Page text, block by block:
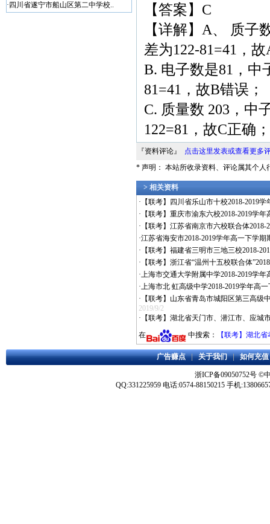
· 四川省遂宁市船山区第二中学校..
【答案】C
【详解】A、 质子
差为122-81=41，
B. 电子数是81，中
81=41，故B错误；
C. 质量数 203，中
122=81，故C正确；
『资料评论』 点击这里发表或查看更多
* 声明： 本站所收录资料、评论属其个人
> 相关资料
· 【联考】四川省乐山市十校2018-2019
· 【联考】重庆市渝东六校2018-2019学
· 【联考】江苏省南京市六校联合体
·江苏省海安市2018-2019学年高一下学
· 【联考】福建省三明市三地三校2018-
· 【联考】浙江省“温州十五校联合体
·上海市交通大学附属中学2018-2019学
·上海市北 虹高级中学2018-2019学年高
· 【联考】山东省青岛市城阳区第三高级
2019/9/2
· 【联考】湖北省天门市、潜江市、应城
在
中搜索： 【联考】湖北
广告赚点|关于我们|如何充值
浙ICP备09050752号 ©
QQ:331225959 电话:0574-88150215 手机